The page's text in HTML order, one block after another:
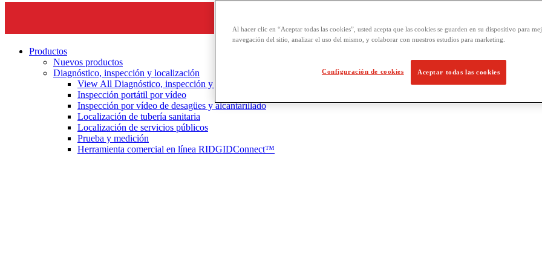
Productos
Nuevos productos
Diagnóstico, inspección y localización
View All Diagnóstico, inspección y localización
Inspección portátil por vídeo
Inspección por vídeo de desagües y alcantarillado
Localización de tubería sanitaria
Localización de servicios públicos
Prueba y medición
Herramienta comercial en línea RIDGIDConnect™
Al hacer clic en “Aceptar todas las cookies”, usted acepta que las cookies se guarden en su dispositivo para
navegación del sitio, analizar el uso del mismo, y colaborar con nuestros estudios para marketing.
Configuración de cookies Aceptar todas las cookies